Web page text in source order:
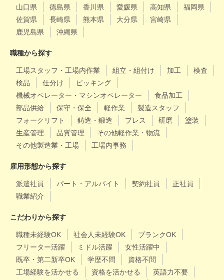
山口県
徳島県 香川県 愛媛県 高知県
福岡県
佐賀県
長崎県 熊本県 大分県
宮崎県
鹿児島県
沖縄県
職種から探す
工場スタッフ・工場内作業 組立・組付け 加工
検査
検品
仕分け
ピッキング
機械オペレーター・マシンオペレーター
食品加工
部品供給
保守・保全 軽作業
製造スタッフ
フォークリフト
鋳造・鍛造 プレス 研磨
塗装
生産管理
品質管理
その他軽作業・物流
その他製造業・工場
工場内事務
雇用形態から探す
派遣社員 パート・アルバイト 契約社員
正社員
職業紹介
こだわりから探す
職種未経験OK 社会人未経験OK
ブランクOK
フリーター活躍
ミドル活躍
女性活躍中
既卒・第二新卒OK
学歴不問
資格不問
工場経験を活かせる
資格を活かせる
英語力不要